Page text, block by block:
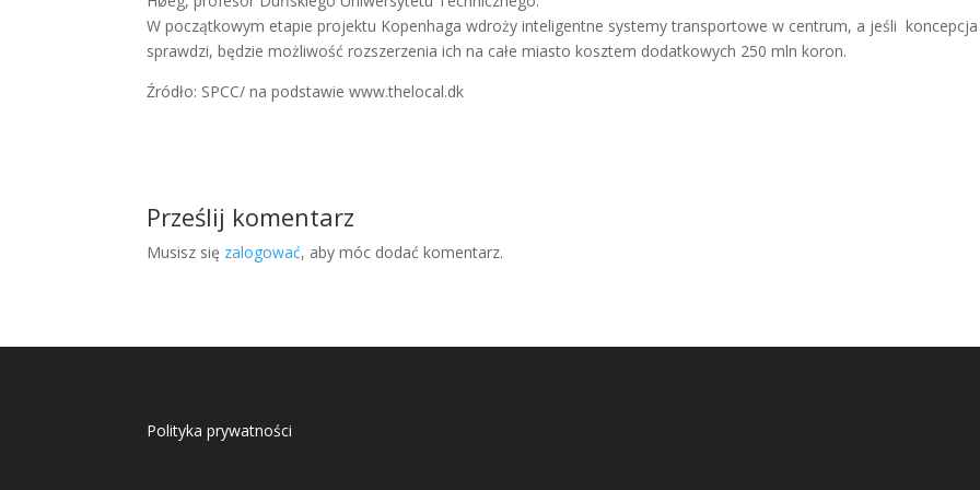
W początkowym etapie projektu Kopenhaga wdroży inteligentne systemy transportowe w centrum, a jeśli
sprawdzi, będzie możliwość rozszerzenia ich na całe miasto kosztem dodatkowych 250 mln koron.
Źródło: SPCC/ na podstawie www.thelocal.dk
Prześlij komentarz
Musisz się zalogować, aby móc dodać komentarz.
Polityka prywatności